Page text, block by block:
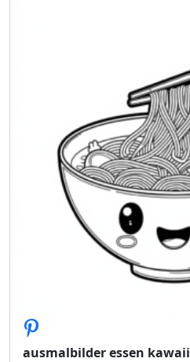
ausmalbilder essen kawaii